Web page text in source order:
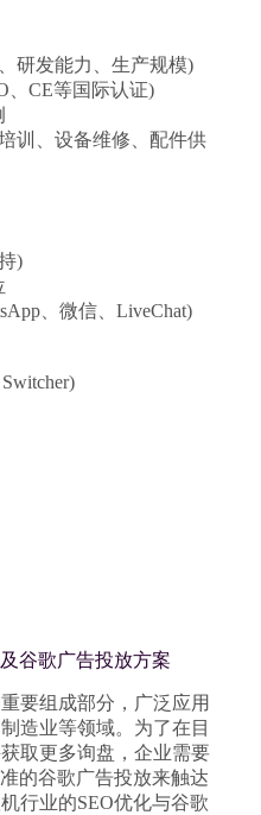
研发能力、生产规模)
、CE等国际认证)
训、设备维修、配件供
)
、微信、LiveChat)
谷歌广告投放方案
要组成部分，广泛应用
造业等领域。为了在目
取更多询盘，企业需要
的谷歌广告投放来触达
行业的SEO优化与谷歌